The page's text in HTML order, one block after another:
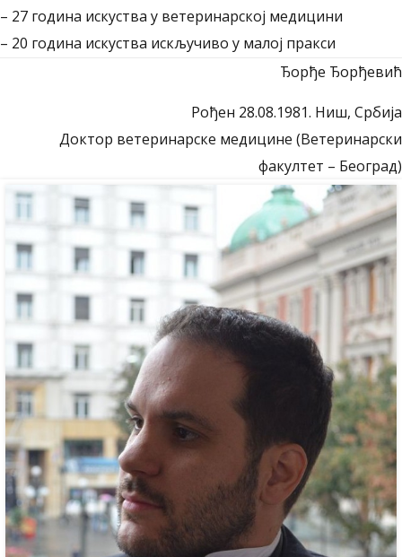
– 27 година искуства у ветеринарској медицини
– 20 година искуства искључиво у малој пракси
Ђорђе Ђорђевић
Рођен 28.08.1981. Ниш, Србија
Доктор ветеринарске медицине (Ветеринарски
факултет – Београд)